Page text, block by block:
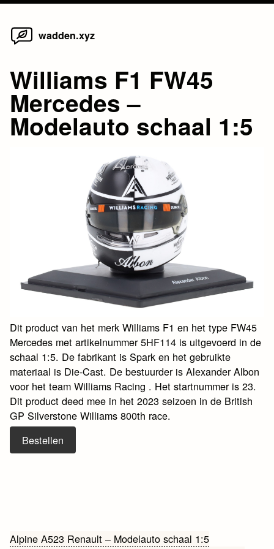
Skip
wadden.xyz
Williams F1 FW45
Mercedes –
Modelauto schaal 1:5
Dit product van het merk Williams F1 en het type FW45
Mercedes met artikelnummer 5HF114 is uitgevoerd in de
schaal 1:5. De fabrikant is Spark en het gebruikte
materiaal is Die-Cast. De bestuurder is Alexander Albon
voor het team Williams Racing . Het startnummer is 23.
Dit product deed mee in het 2023 seizoen in de British
GP Silverstone Williams 800th race.
Bestellen
Bericht
Alpine A523 Renault – Modelauto schaal 1:5